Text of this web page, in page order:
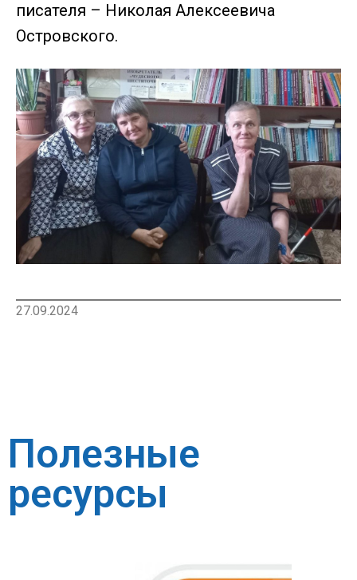
писателя – Николая Алексеевича
Островского.
27.09.2024
Полезные
ресурсы